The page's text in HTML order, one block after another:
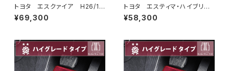
トヨタ エスクァイア H26/1
0〜R3/12 80系 フロアマッ
ト一式 カーマット 神戸タータ
¥69,300
トヨタ エスティマ・ハイブリッ
ド H24/5〜R1/10（後期） 20
系 フロアマット一式 カーマッ
¥58,300